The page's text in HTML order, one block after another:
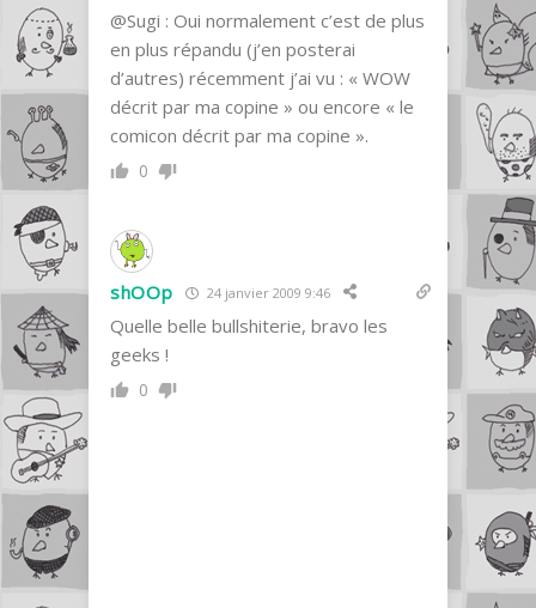
@Sugi : Oui normalement c’est de plus
en plus répandu (j’en posterai
d’autres) récemment j’ai vu : « WOW
décrit par ma copine » ou encore « le
comicon décrit par ma copine ».
0
shOOp 24 janvier 2009 9:46
Quelle belle bullshiterie, bravo les
geeks !
0